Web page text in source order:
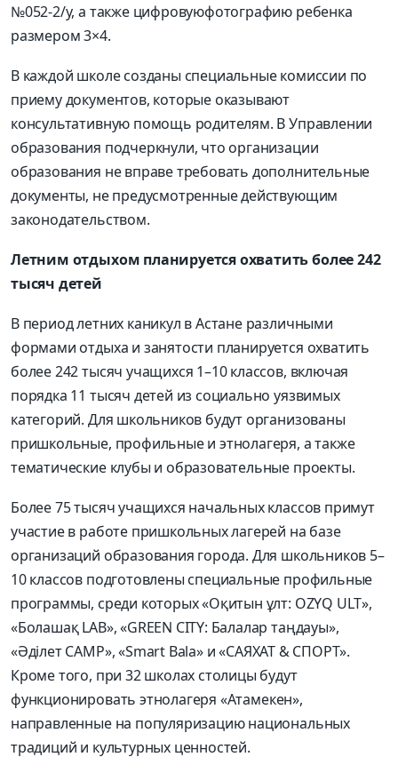
№052-2/у, а также цифровуюфотографию ребенка
размером 3×4.
В каждой школе созданы специальные комиссии по
приему документов, которые оказывают
консультативную помощь родителям. В Управлении
образования подчеркнули, что организации
образования не вправе требовать дополнительные
документы, не предусмотренные действующим
законодательством.
Летним отдыхом планируется охватить более 242
тысяч детей
В период летних каникул в Астане различными
формами отдыха и занятости планируется охватить
более 242 тысяч учащихся 1–10 классов, включая
порядка 11 тысяч детей из социально уязвимых
категорий. Для школьников будут организованы
пришкольные, профильные иэтнолагеря, а также
тематические клубы и образовательные проекты.
Более 75 тысяч учащихся начальных классов примут
участие в работе пришкольных лагерей на базе
организаций образования города. Для школьников 5–
10 классов подготовлены специальные профильные
программы, среди которых «Оқитын ұлт: OZYQ ULT»,
«БолашақLAB», «GREEN CITY: Балалар таңдауы»,
«ӘділетCAMP», «Smart Bala» и «САЯХАТ & СПОРТ».
Кроме того, при 32 школах столицы будут
функционировать этнолагеря «Атамекен»,
направленные на популяризацию национальных
традиций и культурных ценностей.